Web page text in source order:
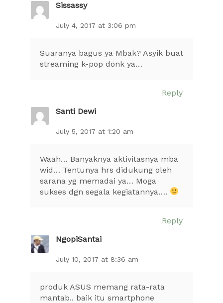
Sissassy
July 4, 2017 at 3:06 pm
Suaranya bagus ya Mbak? Asyik buat
streaming k-pop donk ya…
Reply
Santi Dewi
July 5, 2017 at 1:20 am
Waah… Banyaknya aktivitasnya mba
wid… Tentunya hrs didukung oleh
sarana yg memadai ya… Moga
sukses dgn segala kegiatannya….
Reply
NgopiSantai
July 10, 2017 at 8:36 am
produk ASUS memang rata-rata
mantab.. baik itu smartphone